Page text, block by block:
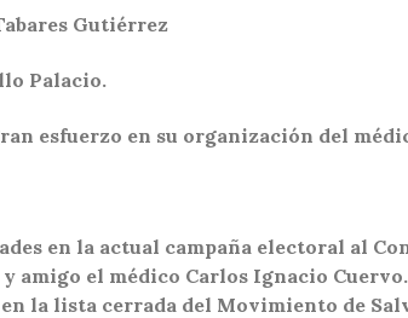
Gutiérrez
Palacio.
esfuerzo en su organización del
en la actual campaña electoral al
amigo el médico Carlos Ignacio
la lista cerrada del Movimiento de